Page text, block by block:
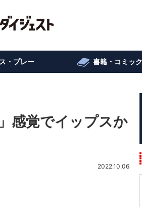
・プレー 書籍・コミック
感覚でイップスか
2022.10.06